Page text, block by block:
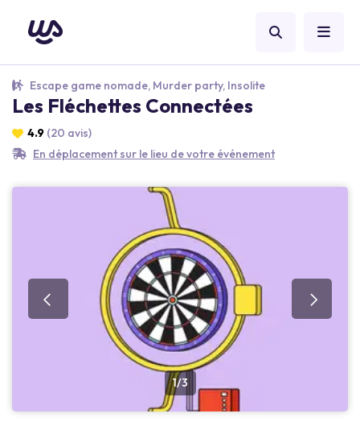
Escape game nomade, Murder party, Insolite
Les Fléchettes Connectées
4.9 (20 avis)
En déplacement sur le lieu de votre événement
1/3